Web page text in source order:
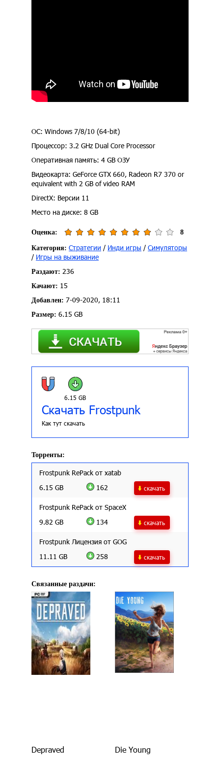
ОС: Windows 7/8/10 (64-bit)
Процессор: 3.2 GHz Dual Core Processor
Оперативная память: 4 GB ОЗУ
Видеокарта: GeForce GTX 660, Radeon R7 370 or
equivalent with 2 GB of video RAM
DirectX: Версии 11
Место на диске: 8 GB
Оценка: 8
Категория: Стратегии / Инди игры / Симуляторы
/ Игры на выживание
Раздают: 236
Качают: 15
Добавлен: 7-09-2020, 18:11
Размер: 6.15 GB
6.15 GB
Скачать Frostpunk
Как тут скачать
Торренты:
Frostpunk RePack от xatab
6.15 GB
162 скачать
Frostpunk RePack от SpaceX
9.82 GB
134 скачать
Frostpunk Лицензия от GOG
11.11 GB
258 скачать
Связанные раздачи:
Depraved Die Young